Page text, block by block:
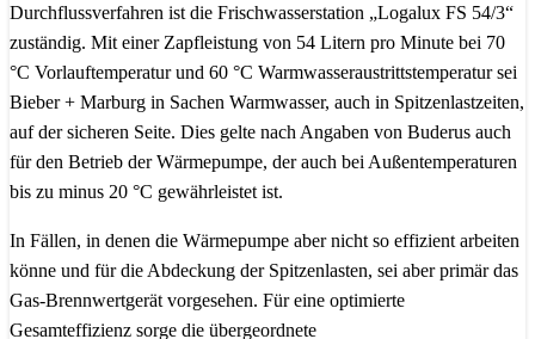
Durchflussverfahren ist die Frischwasserstation „Logalux FS 54/3“
zuständig. Mit einer Zapfleistung von 54 Litern pro Minute bei 70
°C Vorlauftemperatur und 60 °C Warmwasseraustrittstemperatur sei
Bieber + Marburg in Sachen Warmwasser, auch in Spitzenlastzeiten,
auf der sicheren Seite. Dies gelte nach Angaben von Buderus auch
für den Betrieb der Wärmepumpe, der auch bei Außentemperaturen
bis zu minus 20 °C gewährleistet ist.
In Fällen, in denen die Wärmepumpe aber nicht so effizient arbeiten
könne und für die Abdeckung der Spitzenlasten, sei aber primär das
Gas-Brennwertgerät vorgesehen. Für eine optimierte
Gesamteffizienz sorge die übergeordnete